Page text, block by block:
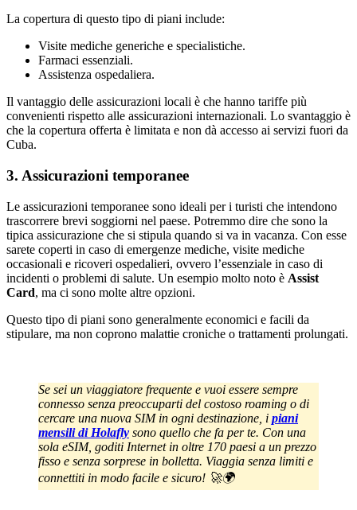
La copertura di questo tipo di piani include:
Visite mediche generiche e specialistiche.
Farmaci essenziali.
Assistenza ospedaliera.
Il vantaggio delle assicurazioni locali è che hanno tariffe più
convenienti rispetto alle assicurazioni internazionali. Lo svantaggio è
che la copertura offerta è limitata e non dà accesso ai servizi fuori da
Cuba.
3. Assicurazioni temporanee
Le assicurazioni temporanee sono ideali per i turisti che intendono
trascorrere brevi soggiorni nel paese. Potremmo dire che sono la
tipica assicurazione che si stipula quando si va in vacanza. Con esse
sarete coperti in caso di emergenze mediche, visite mediche
occasionali e ricoveri ospedalieri, ovvero l’essenziale in caso di
incidenti o problemi di salute. Un esempio molto noto è Assist
Card, ma ci sono molte altre opzioni.
Questo tipo di piani sono generalmente economici e facili da
stipulare, ma non coprono malattie croniche o trattamenti prolungati.
Se sei un viaggiatore frequente e vuoi essere sempre
connesso senza preoccuparti del costoso roaming o di
cercare una nuova SIM in ogni destinazione, i piani
mensili di Holafly sono quello che fa per te. Con una
sola eSIM, goditi Internet in oltre 170 paesi a un prezzo
fisso e senza sorprese in bolletta. Viaggia senza limiti e
connettiti in modo facile e sicuro! 🚀🌍